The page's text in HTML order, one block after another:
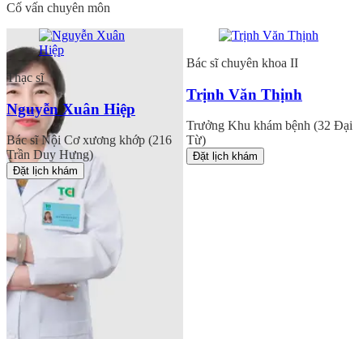
Cố vấn chuyên môn
Thạc sĩ
Nguyễn Xuân Hiệp
Bác sĩ Nội Cơ xương khớp (216
Trần Duy Hưng)
Đặt lịch khám
Bác sĩ chuyên khoa II
Trịnh Văn Thịnh
Trưởng Khu khám bệnh (32 Đại
Từ)
Đặt lịch khám